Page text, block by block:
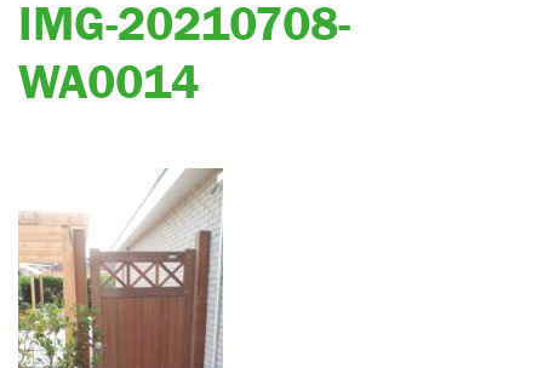
IMG-20210708-
WA0014